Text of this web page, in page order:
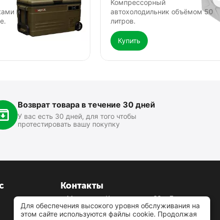
8 35000 ₽
и
Компрессорный
автохолодильник объёмом 50
литров.
Купить
Возврат товара в течение 30 дней
У вас есть 30 дней, для того чтобы
протестировать вашу покупку
Контакты
г. Москва, ул.Кусковская д.20а, Бизнес-
центр «Кусково» 1-й подъезд, этаж 6, офис
607в
Для обеспечения высокого уровня обслуживания на
этом сайте используются файлы cookie. Продолжая